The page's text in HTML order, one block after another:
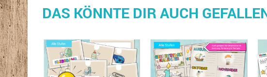
DAS KÖNNTE DIR AUCH